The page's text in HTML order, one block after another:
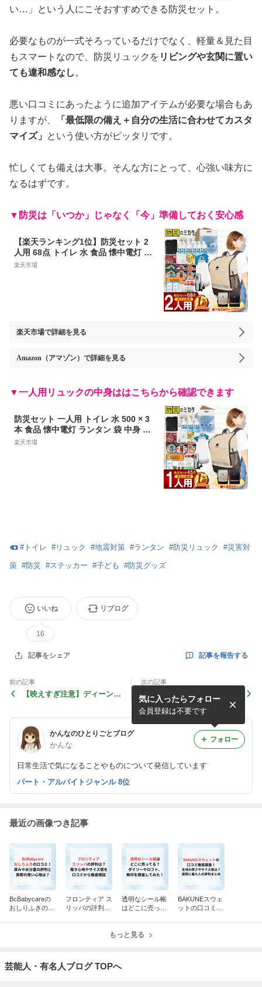
い…」という人にこそおすすめできる防災セット。
必要なものが一式そろっているだけでなく、軽量＆見た目
もスマートなので、防災リュックを リビングや玄関に置い
ても違和感なし 。
悪い口コミにあったように追加アイテムが必要な場合もあ
りますが、
「最低限の備え＋自分の生活に合わせてカスタ
マイズ」
という使い方がピッタリです。
忙しくても備えは大事。そんな方にとって、心強い味方に
なるはずです。
▼防災は「いつか」じゃなく「今」準備しておく安心感
【楽天ランキング1位】防災セット 2
人用 68点 トイレ 水 食品 懐中電灯 ラ
ンタン 袋 中身 防災 リュック 防災リ
楽天市場
楽天市場で詳細を見る
Amazon（アマゾン） で詳細を見る
▼一人用リュックの中身ははこちらから確認できます
防災セット 一人用 トイレ 水 500 × 3
本 食品 懐中電灯 ランタン 袋 中身 45
点 防災 リュック 防災リュック 防災グ
楽天市場
#トイレ #リュック #地震対策 #ランタン #防災リュック #災害対
策 #防災 #ステッカー #子ども #防災グッズ
いいね
16
リブログ
記事をシェア 記事を報告する
前の記事
【映えすぎ注意】ディーンア
ありすぎた！
次の記事
【売り切れ続出？】あおつぶ
はどこで売ってるかドラック
ストアなどを徹底調査！
かんなのひとりごとブログ
かんな
日常生活で気になることやものについて発信しています
気に入ったらフォロー
会員登録は不要です
フォロー
パート・アルバイトジャンル 8位
最近の画像つき記事
BcBabycareの
おしりふきの口
フロンティア ス
リッパの評判
透明なシール帳
はどこに売って
調査してみた！
BAKUNEスウェ
ットの口コミ徹
もっと見る
芸能人・有名人ブログ TOPへ